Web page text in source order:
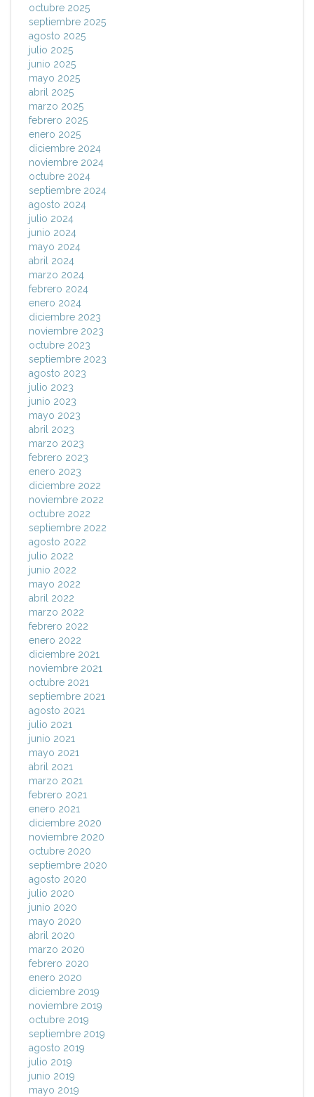
octubre 2025
septiembre 2025
agosto 2025
julio 2025
junio 2025
mayo 2025
abril 2025
marzo 2025
febrero 2025
enero 2025
diciembre 2024
noviembre 2024
octubre 2024
septiembre 2024
agosto 2024
julio 2024
junio 2024
mayo 2024
abril 2024
marzo 2024
febrero 2024
enero 2024
diciembre 2023
noviembre 2023
octubre 2023
septiembre 2023
agosto 2023
julio 2023
junio 2023
mayo 2023
abril 2023
marzo 2023
febrero 2023
enero 2023
diciembre 2022
noviembre 2022
octubre 2022
septiembre 2022
agosto 2022
julio 2022
junio 2022
mayo 2022
abril 2022
marzo 2022
febrero 2022
enero 2022
diciembre 2021
noviembre 2021
octubre 2021
septiembre 2021
agosto 2021
julio 2021
junio 2021
mayo 2021
abril 2021
marzo 2021
febrero 2021
enero 2021
diciembre 2020
noviembre 2020
octubre 2020
septiembre 2020
agosto 2020
julio 2020
junio 2020
mayo 2020
abril 2020
marzo 2020
febrero 2020
enero 2020
diciembre 2019
noviembre 2019
octubre 2019
septiembre 2019
agosto 2019
julio 2019
junio 2019
mayo 2019